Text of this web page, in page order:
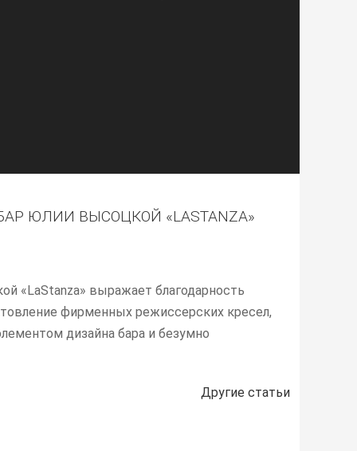
ЮЛИИ ВЫСОЦКОЙ «LASTANZA»
«LaStanza» выражает благодарность
фирменных режиссерских кресел,
дизайна бара и безумно
Другие статьи